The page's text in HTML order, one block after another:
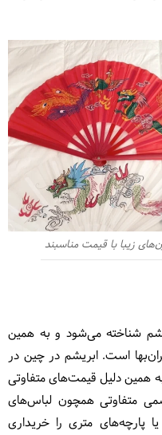
زیبا با قیمت مناسبند
شناخته می‌شود و به همین
است. ابریشم در چین در
همین دلیل قیمت‌های متفاوتی
متفاوتی همچون لباس‌های
پارچه‌های متری را خریداری